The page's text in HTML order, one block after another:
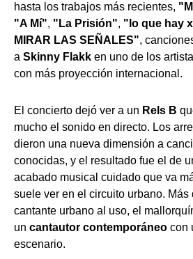
hasta los trabajos más recientes,
"A Mí", "La Prisión", "lo que hay
MIRAR LAS SEÑALES",
a Skinny Flakk en uno de los
con más proyección internacional.
El concierto dejó ver a un Rels B
mucho el sonido en directo. Los
dieron una nueva dimensión a
conocidas, y el resultado fue el de
acabado musical cuidado que va
suele ver en el circuito urbano. Más
cantante urbano al uso, el
un cantautor contemporáneo con
escenario.